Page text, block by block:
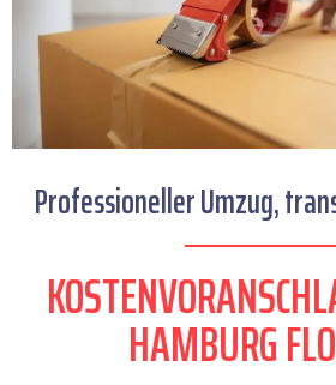
Professioneller Umzug,
HAMBURG